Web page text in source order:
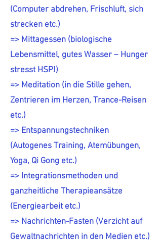
(Computer abdrehen, Frischluft, sich
strecken etc.)
=> Mittagessen (biologische
Lebensmittel, gutes Wasser – Hunger
stresst HSP!)
=> Meditation (in die Stille gehen,
Zentrieren im Herzen, Trance-Reisen
etc.)
=> Entspannungstechniken
(Autogenes Training, Atemübungen,
Yoga, Qi Gong etc.)
=> Integrationsmethoden und
ganzheitliche Therapieansätze
(Energiearbeit etc.)
=> Nachrichten-Fasten (Verzicht auf
Gewaltnachrichten in den Medien etc.)